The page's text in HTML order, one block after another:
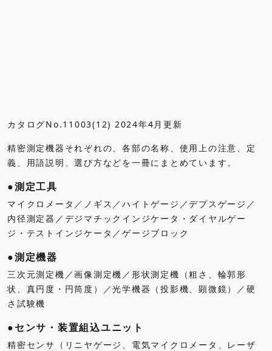
カタログNo.11003(12) 2024年4月更新
精密測定機器それぞれの、各部の名称、使用上の注意、定
義、用語説明、選び方などを一冊にまとめています。
●測定工具
マイクロメータ／ノギス／ハイトゲージ／デプスゲージ／
内径測定器／デジマチックインジケータ・ダイヤルゲー
ジ・テストインジケータ／ゲージブロック
●測定機器
三次元測定機／画像測定機／形状測定機（粗さ、輪郭形
状、真円度・円筒度）／光学機器（投影機、顕微鏡）／硬
さ試験機
●センサ・装置組込ユニット
精密センサ（リニヤゲージ、電気マイクロメータ、レーザ